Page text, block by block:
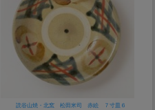
読谷山焼・北窯 松田米司 赤絵 ７寸皿６